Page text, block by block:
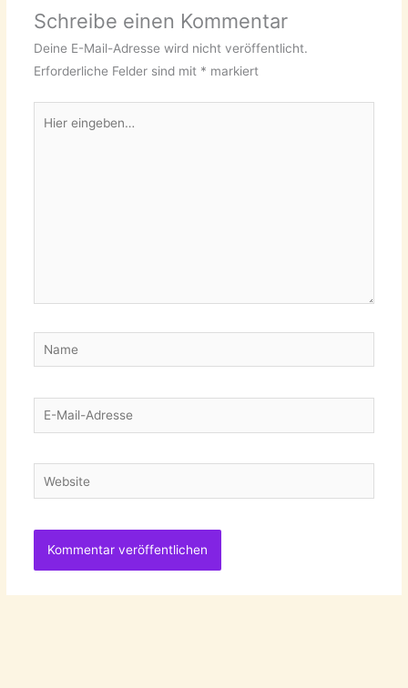
Schreibe einen Kommentar
Deine E-Mail-Adresse wird nicht veröffentlicht.
Erforderliche Felder sind mit * markiert
eingeben…
Name
E-
Mail-
Website